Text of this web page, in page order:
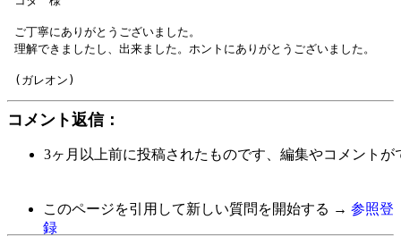
ご丁寧にありがとうございました。
コメント返信：
3ヶ月以上前に投稿されたものです、編集やコメントが
このページを引用して新しい質問を開始する → 参照登
録